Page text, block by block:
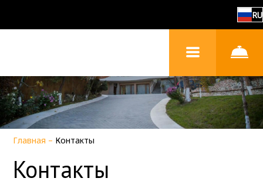
RU
Главная – Контакты
Контакты